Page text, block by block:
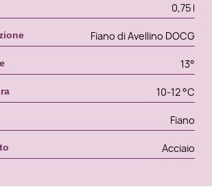
0,75 l
Fiano di Avellino DOCG
13°
10-12 °C
Fiano
Acciaio